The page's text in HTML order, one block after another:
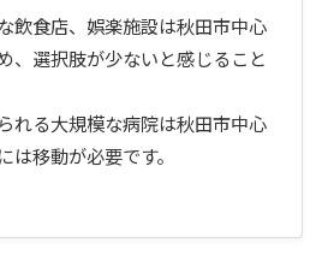
飲食店、娯楽施設は秋田市中心
、選択肢が少ないと感じること
れる大規模な病院は秋田市中心
は移動が必要です。